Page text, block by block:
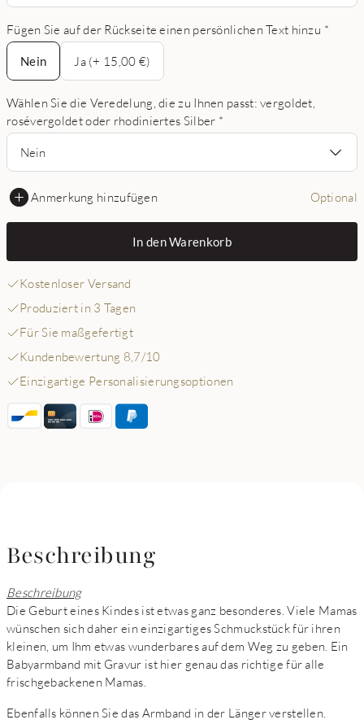
Fügen Sie auf der Rückseite einen persönlichen Text hinzu *
Nein
Nein
Ja (+ 15,00 €)
Wählen Sie die Veredelung, die zu Ihnen passt: vergoldet,
rosévergoldet oder rhodiniertes Silber *
Nein
Anmerkung hinzufügen Optional
In den Warenkorb
Kostenloser Versand
Produziert in 3 Tagen
Für Sie maßgefertigt
Kundenbewertung 8,7/10
Einzigartige Personalisierungsoptionen
Beschreibung
Beschreibung
Die Geburt eines Kindes ist etwas ganz besonderes. Viele Mamas
wünschen sich daher ein einzigartiges Schmuckstück für ihren
kleinen, um Ihm etwas wunderbares auf dem Weg zu geben. Ein
Babyarmband mit Gravur ist hier genau das richtige für alle
frischgebackenen Mamas.
Ebenfalls können Sie das Armband in der Länger verstellen.